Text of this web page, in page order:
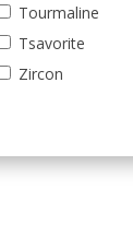
Tourmaline
Tsavorite
Zircon